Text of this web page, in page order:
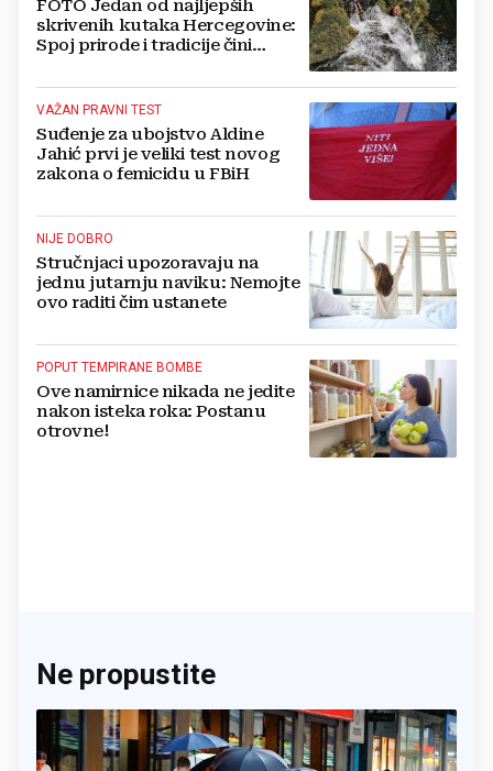
FOTO Jedan od najljepših
skrivenih kutaka Hercegovine:
Spoj prirode i tradicije čini
destinacijom
VAŽAN PRAVNI TEST
Suđenje za ubojstvo Aldine
Jahić prvi je veliki test novog
zakona o femicidu u FBiH
NIJE DOBRO
Stručnjaci upozoravaju na
jednu jutarnju naviku: Nemojte
ovo raditi čim ustanete
POPUT TEMPIRANE BOMBE
Ove namirnice nikada ne jedite
nakon isteka roka: Postanu
otrovne!
Ne propustite